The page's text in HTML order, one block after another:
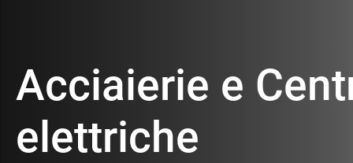
Acciaierie e
elettriche
Contatti